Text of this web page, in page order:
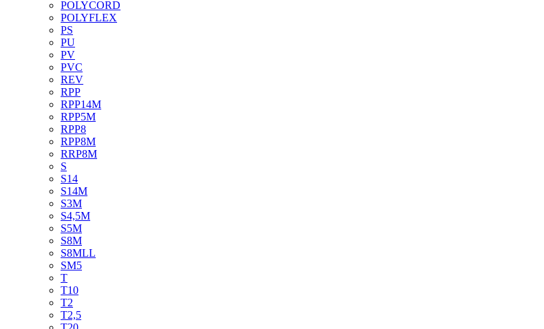
POLYCORD
POLYFLEX
PS
PU
PV
PVC
REV
RPP
RPP14M
RPP5M
RPP8
RPP8M
RRP8M
S
S14
S14M
S3M
S4,5M
S5M
S8M
S8MLL
SM5
T
T10
T2
T2,5